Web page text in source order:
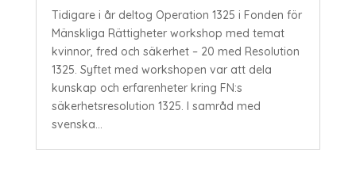
Tidigare i år deltog Operation 1325 i Fonden för
Mänskliga Rättigheter workshop med temat
kvinnor, fred och säkerhet – 20 med Resolution
1325. Syftet med workshopen var att dela
kunskap och erfarenheter kring FN:s
säkerhetsresolution 1325. I samråd med
svenska...